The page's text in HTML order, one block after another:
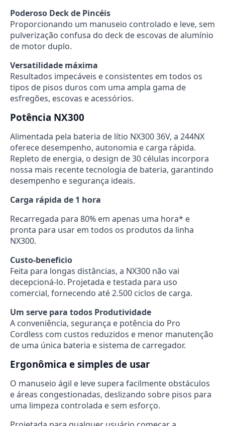
Poderoso Deck de Pincéis
Proporcionando um manuseio controlado e leve, sem
pulverização confusa do deck de escovas de alumínio
de motor duplo.
Versatilidade máxima
Resultados impecáveis e consistentes em todos os
tipos de pisos duros com uma ampla gama de
esfregões, escovas e acessórios.
Potência NX300
Alimentada pela bateria de lítio NX300 36V, a 244NX
oferece desempenho, autonomia e carga rápida.
Repleto de energia, o design de 30 células incorpora
nossa mais recente tecnologia de bateria, garantindo
desempenho e segurança ideais.
Carga rápida de 1 hora
Recarregada para 80% em apenas uma hora* e
pronta para usar em todos os produtos da linha
NX300.
Custo-beneficio
Feita para longas distâncias, a NX300 não vai
decepcioná-lo. Projetada e testada para uso
comercial, fornecendo até 2.500 ciclos de carga.
Um serve para todos Produtividade
A conveniência, segurança e potência do Pro
Cordless com custos reduzidos e menor manutenção
de uma única bateria e sistema de carregador.
Ergonômica e simples de usar
O manuseio ágil e leve supera facilmente obstáculos
e áreas congestionadas, deslizando sobre pisos para
uma limpeza controlada e sem esforço.